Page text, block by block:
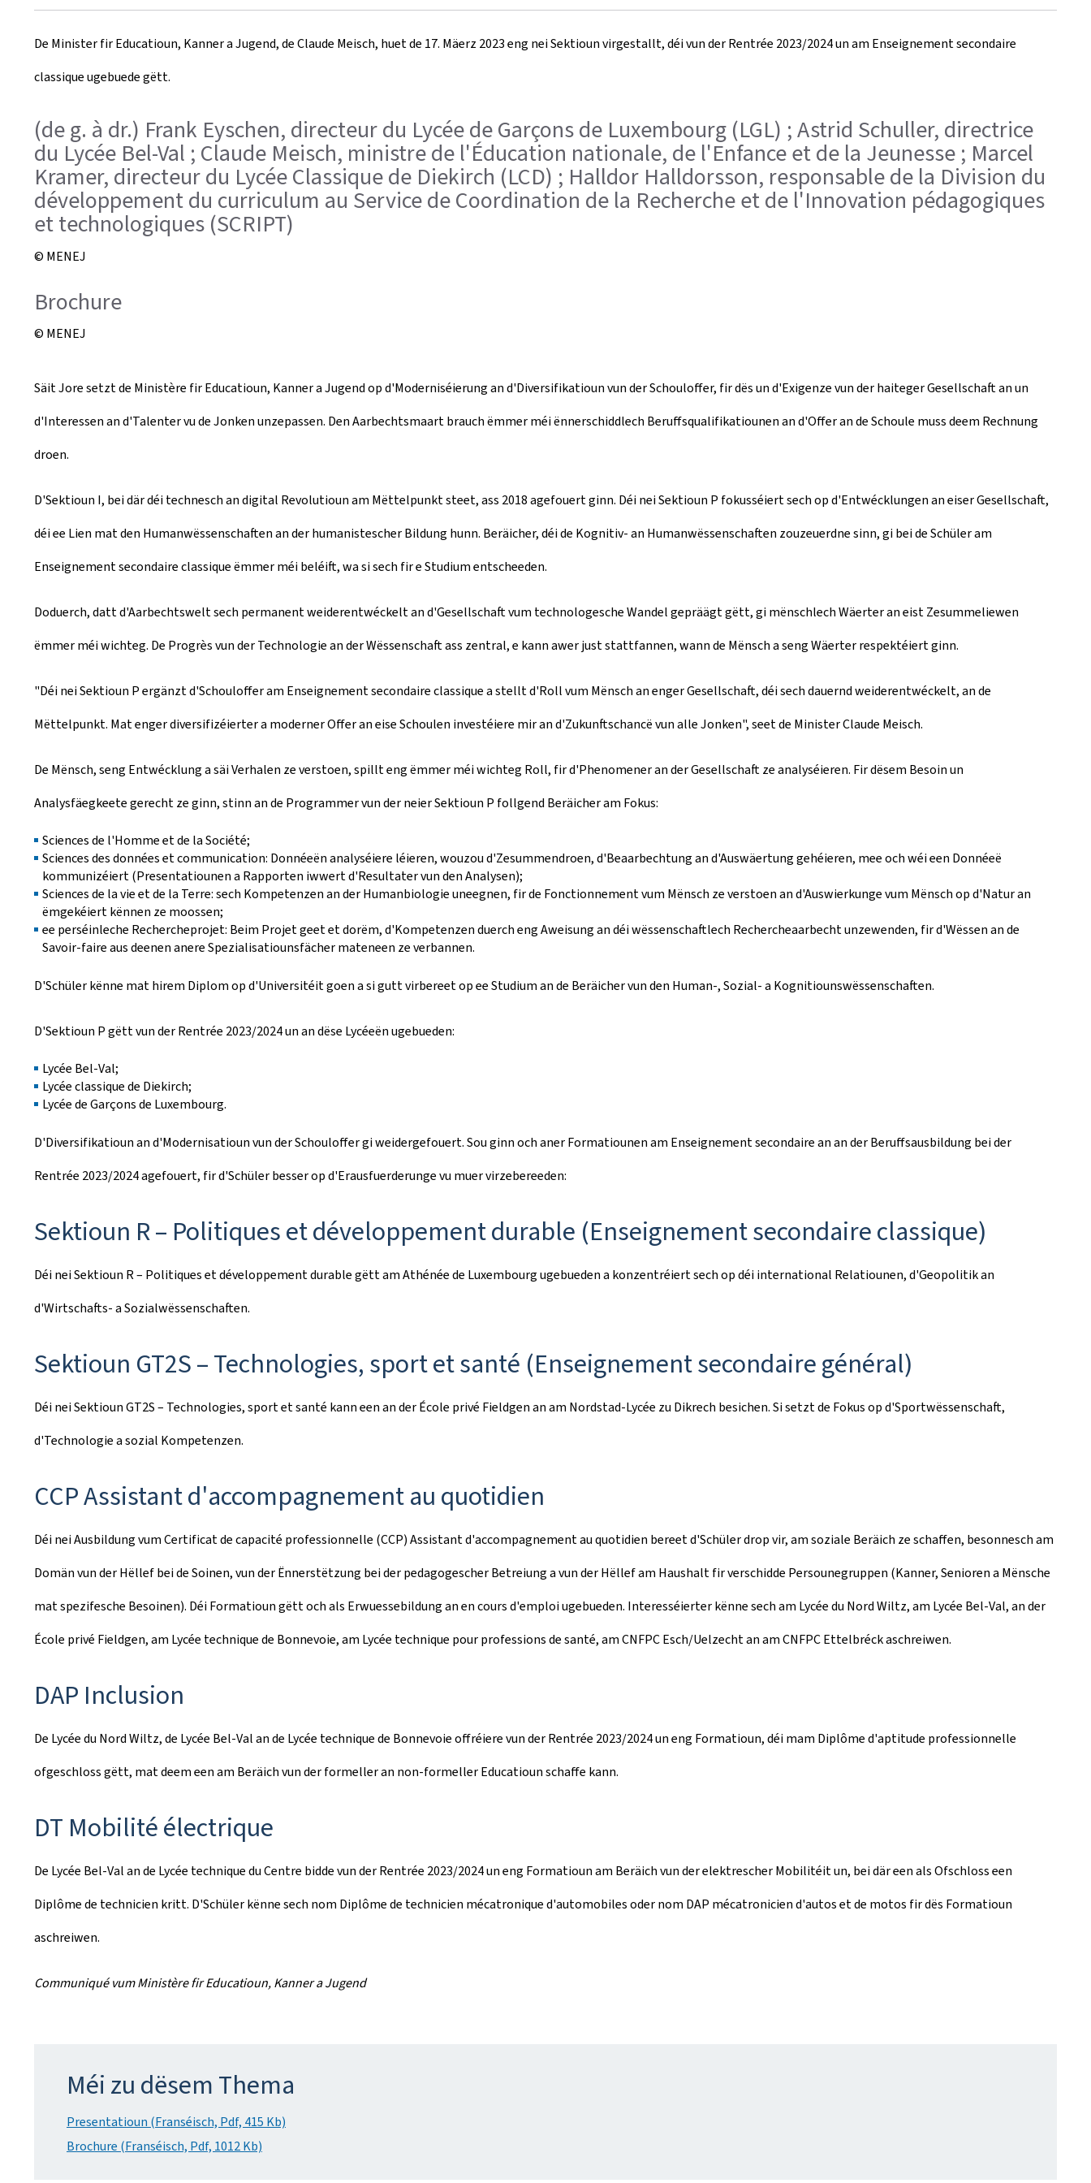
r
e
a
e
d
o
De Minister fir Educatioun, Kanner a Jugend, de Claude Meisch, huet de 17. Mäerz 2023 eng nei Sektioun virgestallt, déi vun der Rentrée 2023/2024 un am Enseignement secondaire
classique ugebuede gëtt.
(de g. à dr.) Frank Eyschen, directeur du Lycée de Garçons de Luxembourg (LGL) ; Astrid Schuller, directrice
du Lycée Bel-Val ; Claude Meisch, ministre de l'Éducation nationale, de l'Enfance et de la Jeunesse ; Marcel
Kramer, directeur du Lycée Classique de Diekirch (LCD) ; Halldor Halldorsson, responsable de la Division du
développement du curriculum au Service de Coordination de la Recherche et de l'Innovation pédagogiques
et technologiques (SCRIPT)
© MENEJ
Brochure
© MENEJ
Säit Jore setzt de Ministère fir Educatioun, Kanner a Jugend op d'Moderniséierung an d'Diversifikatioun vun der Schouloffer, fir dës un d'Exigenze vun der haiteger Gesellschaft an un
d'Interessen an d'Talenter vu de Jonken unzepassen. Den Aarbechtsmaart brauch ëmmer méi ënnerschiddlech Beruffsqualifikatiounen an d'Offer an de Schoule muss deem Rechnung
droen.
D'Sektioun I, bei där déi technesch an digital Revolutioun am Mëttelpunkt steet, ass 2018 agefouert ginn. Déi nei Sektioun P fokusséiert sech op d'Entwécklungen an eiser Gesellschaft,
déi ee Lien mat den Humanwëssenschaften an der humanistescher Bildung hunn. Beräicher, déi de Kognitiv- an Humanwëssenschaften zouzeuerdne sinn, gi bei de Schüler am
Enseignement secondaire classique ëmmer méi beléift, wa si sech fir e Studium entscheeden.
Doduerch, datt d'Aarbechtswelt sech permanent weiderentwéckelt an d'Gesellschaft vum technologesche Wandel gepräägt gëtt, gi mënschlech Wäerter an eist Zesummeliewen
ëmmer méi wichteg. De Progrès vun der Technologie an der Wëssenschaft ass zentral, e kann awer just stattfannen, wann de Mënsch a seng Wäerter respektéiert ginn.
"Déi nei Sektioun P ergänzt d'Schouloffer am Enseignement secondaire classique a stellt d'Roll vum Mënsch an enger Gesellschaft, déi sech dauernd weiderentwéckelt, an de
Mëttelpunkt. Mat enger diversifizéierter a moderner Offer an eise Schoulen investéiere mir an d'Zukunftschancë vun alle Jonken", seet de Minister Claude Meisch.
De Mënsch, seng Entwécklung a säi Verhalen ze verstoen, spillt eng ëmmer méi wichteg Roll, fir d'Phenomener an der Gesellschaft ze analyséieren. Fir dësem Besoin un
Analysfäegkeete gerecht ze ginn, stinn an de Programmer vun der neier Sektioun P follgend Beräicher am Fokus:
Sciences de l'Homme et de la Société;
Sciences des données et communication: Donnéeën analyséiere léieren, wouzou d'Zesummendroen, d'Beaarbechtung an d'Auswäertung gehéieren, mee och wéi een Donnéeë
kommunizéiert (Presentatiounen a Rapporten iwwert d'Resultater vun den Analysen);
Sciences de la vie et de la Terre: sech Kompetenzen an der Humanbiologie uneegnen, fir de Fonctionnement vum Mënsch ze verstoen an d'Auswierkunge vum Mënsch op d'Natur an
ëmgekéiert kënnen ze moossen;
ee perséinleche Rechercheprojet: Beim Projet geet et dorëm, d'Kompetenzen duerch eng Aweisung an déi wëssenschaftlech Rechercheaarbecht unzewenden, fir d'Wëssen an de
Savoir-faire aus deenen anere Spezialisatiounsfächer mateneen ze verbannen.
D'Schüler kënne mat hirem Diplom op d'Universitéit goen a si gutt virbereet op ee Studium an de Beräicher vun den Human-, Sozial- a Kognitiounswëssenschaften.
D'Sektioun P gëtt vun der Rentrée 2023/2024 un an dëse Lycéeën ugebueden:
Lycée Bel-Val;
Lycée classique de Diekirch;
Lycée de Garçons de Luxembourg.
D'Diversifikatioun an d'Modernisatioun vun der Schouloffer gi weidergefouert. Sou ginn och aner Formatiounen am Enseignement secondaire an an der Beruffsausbildung bei der
Rentrée 2023/2024 agefouert, fir d'Schüler besser op d'Erausfuerderunge vu muer virzebereeden:
Sektioun R – Politiques et développement durable (Enseignement secondaire classique)
Déi nei Sektioun R – Politiques et développement durable gëtt am Athénée de Luxembourg ugebueden a konzentréiert sech op déi international Relatiounen, d'Geopolitik an
d'Wirtschafts- a Sozialwëssenschaften.
Sektioun GT2S – Technologies, sport et santé (Enseignement secondaire général)
Déi nei Sektioun GT2S – Technologies, sport et santé kann een an der École privé Fieldgen an am Nordstad-Lycée zu Dikrech besichen. Si setzt de Fokus op d'Sportwëssenschaft,
d'Technologie a sozial Kompetenzen.
CCP Assistant d'accompagnement au quotidien
Déi nei Ausbildung vum Certificat de capacité professionnelle (CCP) Assistant d'accompagnement au quotidien bereet d'Schüler drop vir, am soziale Beräich ze schaffen, besonnesch am
Domän vun der Hëllef bei de Soinen, vun der Ënnerstëtzung bei der pedagogescher Betreiung a vun der Hëllef am Haushalt fir verschidde Persounegruppen (Kanner, Senioren a Mënsche
mat spezifesche Besoinen). Déi Formatioun gëtt och als Erwuessebildung an en cours d'emploi ugebueden. Interesséierter kënne sech am Lycée du Nord Wiltz, am Lycée Bel-Val, an der
École privé Fieldgen, am Lycée technique de Bonnevoie, am Lycée technique pour professions de santé, am CNFPC Esch/Uelzecht an am CNFPC Ettelbréck aschreiwen.
DAP Inclusion
De Lycée du Nord Wiltz, de Lycée Bel-Val an de Lycée technique de Bonnevoie offréiere vun der Rentrée 2023/2024 un eng Formatioun, déi mam Diplôme d'aptitude professionnelle
ofgeschloss gëtt, mat deem een am Beräich vun der formeller an non-formeller Educatioun schaffe kann.
DT Mobilité électrique
De Lycée Bel-Val an de Lycée technique du Centre bidde vun der Rentrée 2023/2024 un eng Formatioun am Beräich vun der elektrescher Mobilitéit un, bei där een als Ofschloss een
Diplôme de technicien kritt. D'Schüler kënne sech nom Diplôme de technicien mécatronique d'automobiles oder nom DAP mécatronicien d'autos et de motos fir dës Formatioun
aschreiwen.
Communiqué vum Ministère fir Educatioun, Kanner a Jugend
Méi zu dësem Thema
Presentatioun (Franséisch, Pdf, 415 Kb)
Brochure (Franséisch, Pdf, 1012 Kb)